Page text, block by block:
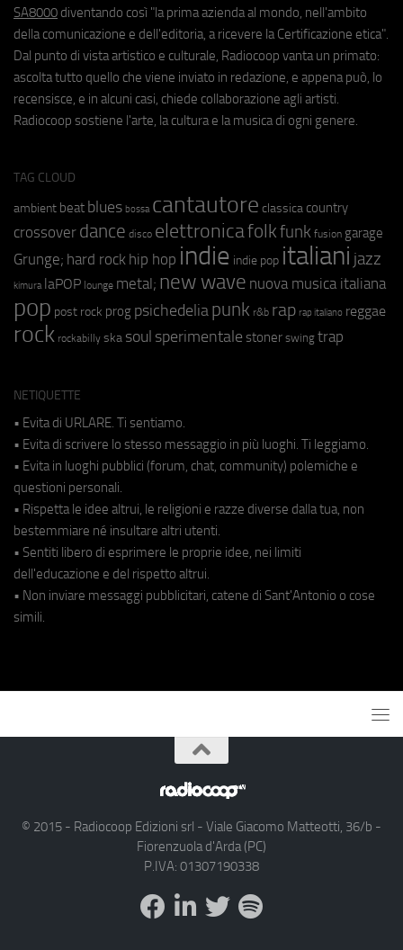
SA8000 diventando così "la prima azienda al mondo, nell'ambito
della comunicazione e dell'editoria, a ricevere la Certificazione etica".
Dal punto di vista artistico e culturale, Radiocoop vanta un primato:
ascolta tutto quello che viene inviato in redazione, e appena può, lo
recensisce, e in alcuni casi, chiede collaborazione agli artisti.
Radiocoop sostiene l'arte, la cultura e la musica di ogni genere.
TAG CLOUD
ambient beat blues bossa cantautore classica country
crossover dance disco elettronicafolkfunk fusion garage
Grunge; hard rock hip hop indie indie pop italiani jazz
kimura laPOP lounge metal; new wave nuova musica italiana
pop post rock prog psichedeliapunk r&b rap rap italiano reggae
rock rockabilly ska soul sperimentale stoner swing trap
NETIQUETTE
• Evita di URLARE. Ti sentiamo.
• Evita di scrivere lo stesso messaggio in più luoghi. Ti leggiamo.
• Evita in luoghi pubblici (forum, chat, community) polemiche e
questioni personali.
• Rispetta le idee altrui, le religioni e razze diverse dalla tua, non
bestemmiare né insultare altri utenti.
• Sentiti libero di esprimere le proprie idee, nei limiti
dell'educazione e del rispetto altrui.
• Non inviare messaggi pubblicitari, catene di Sant'Antonio o cose
simili.
© 2015 - Radiocoop Edizioni srl - Viale Giacomo Matteotti, 36/b -
Fiorenzuola d'Arda (PC)
P.IVA: 01307190338